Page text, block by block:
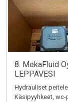
8. MekaFluid
LEPPÄVESI
Hydrauliset
Käsipyyhkeet,